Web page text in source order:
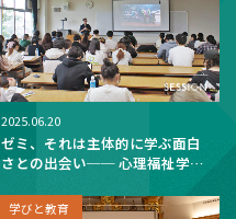
2025.06.20
ゼミ、それは主体的に学ぶ面白
さとの出会い── 心理福祉学科
学びと教育